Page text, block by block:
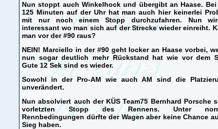
Nun stoppt auch Winkelhock und übergibt an Haase.
125 Minuten auf der Uhr hat man auch hier keinerlei
mit nur noch einem Stopp durchzufahren. Nun
interessant wo man sich auf der Strecke wieder einreiht.
man vor der #90 raus?
NEIN! Marciello in der #90 geht locker an Haase vorbei,
nun sogar deutlich mehr Rückstand hat wie vor dem
Gute 12 Sek sind es wieder.
Sowohl in der Pro-AM wie auch AM sind die
unverändert.
Nun absolviert auch der KÜS Team75 Bernhard Porsche
vorletzten Stopp des Rennens. Unter
Rennbedingungen dürfte der Wagen aber keine Chance
Sieg haben.